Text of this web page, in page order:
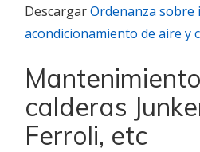
DescargarOrdenanza sobre
acondicionamiento de aire y
calderas
Ferroli, etc